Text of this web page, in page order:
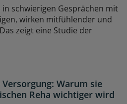
schwierigen Gesprächen mit
wirken mitfühlender und
zeigt eine Studie der
Warum sie
Reha wichtiger wird